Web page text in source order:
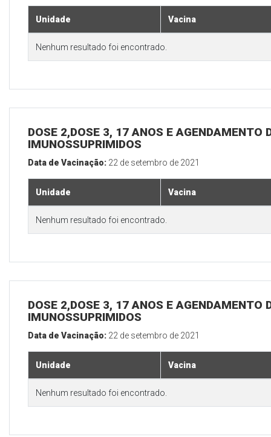
Unidade Vacina
Nenhum resultado foi encontrado.
DOSE 2,DOSE 3, 17 ANOS E AGENDAMENTO
IMUNOSSUPRIMIDOS
Data de Vacinação: 22 de setembro de 2021
Unidade Vacina
Nenhum resultado foi encontrado.
DOSE 2,DOSE 3, 17 ANOS E AGENDAMENTO
IMUNOSSUPRIMIDOS
Data de Vacinação: 22 de setembro de 2021
Unidade Vacina
Nenhum resultado foi encontrado.